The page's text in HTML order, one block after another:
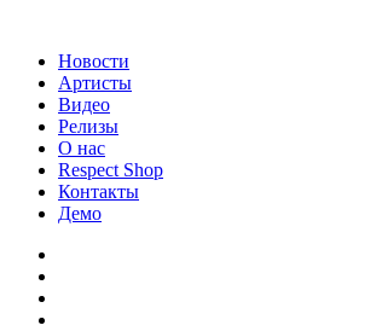
Новости
Артисты
Видео
Релизы
О нас
Respect Shop
Контакты
Демо